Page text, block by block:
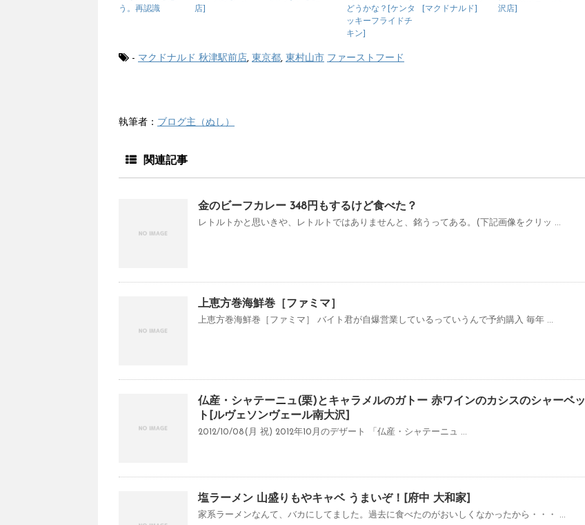
う。再認識
店]
どうかな？[ケンタ
ッキーフライドチ
キン]
[マクドナルド]
沢店]
- マクドナルド 秋津駅前店, 東京都, 東村山市 ファーストフード
執筆者： ブログ主（ぬし）
関連記事
金のビーフカレー 348円もするけど食べた？
レトルトかと思いきや、レトルトではありませんと、銘うってある。(下記画像をクリッ ...
上恵方巻海鮮巻［ファミマ］
上恵方巻海鮮巻［ファミマ］ バイト君が自爆営業しているっていうんで予約購入 毎年 ...
仏産・シャテーニュ(栗)とキャラメルのガトー 赤ワインのカシスのシャーベッ
ト[ルヴェソンヴェール南大沢]
2012/10/08(月 祝) 2012年10月のデザート 「仏産・シャテーニュ ...
塩ラーメン 山盛りもやキャベ うまいぞ！[府中 大和家]
家系ラーメンなんて、バカにしてました。過去に食べたのがおいしくなかったから・・・ ...